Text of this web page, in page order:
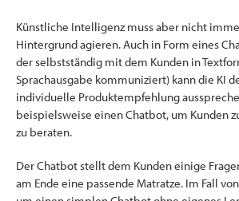
Künstliche Intelligenz muss aber nicht
Hintergrund agieren. Auch in Form eines
der selbstständig mit dem Kunden in
Sprachausgabe kommuniziert) kann die KI
individuelle Produktempfehlung
beispielsweise einen Chatbot, um Kunden
zu beraten.
Der Chatbot stellt dem Kunden einige
am Ende eine passende Matratze. Im Fall